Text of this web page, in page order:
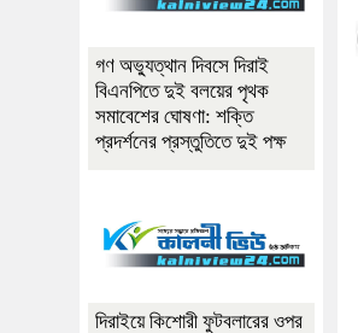
গণ অভ্যুত্থান দিবসে দিরাই
বিএনপিতে দুই বলয়ের পৃথক
সমাবেশের ঘোষণা: শক্তি
প্রদর্শনের প্রস্তুতিতে দুই পক্ষ
দিরাইয়ে কিশোরী ফুটবলারের ওপর